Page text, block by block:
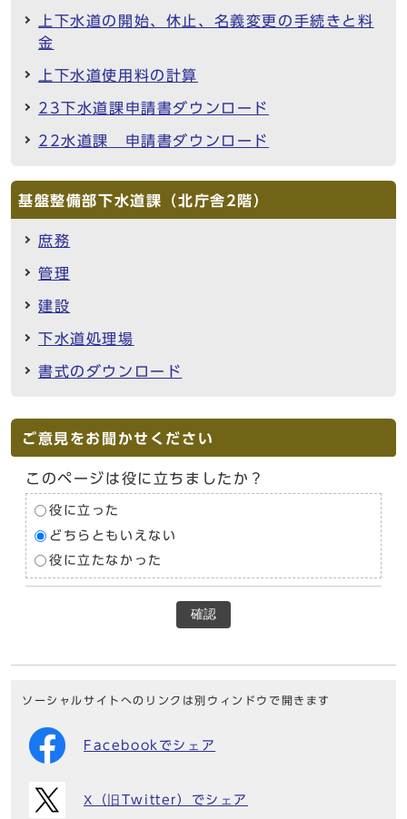
上下水道の開始、休止、名義変更の手続きと料
金
上下水道使用料の計算
23下水道課申請書ダウンロード
22水道課 申請書ダウンロード
基盤整備部下水道課（北庁舎2階）
庶務
管理
建設
下水道処理場
書式のダウンロード
ご意見をお聞かせください
このページは役に立ちましたか？
役に立った
どちらともいえない
役に立たなかった
確認
ソーシャルサイトへのリンクは別ウィンドウで開きます
Facebookでシェア
X（旧Twitter）でシェア